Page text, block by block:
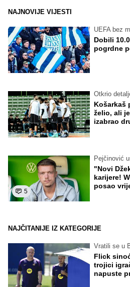
NAJNOVIJE VIJESTI
UEFA bez
Dobili
pogrdne
Otkrio
Košarkaš
želio, ali
izabrao
5
Pejčinović
"Novi
karijere!
posao
NAJČITANIJE IZ KATEGORIJE
Vratili se u
Flick
trojici
napuste